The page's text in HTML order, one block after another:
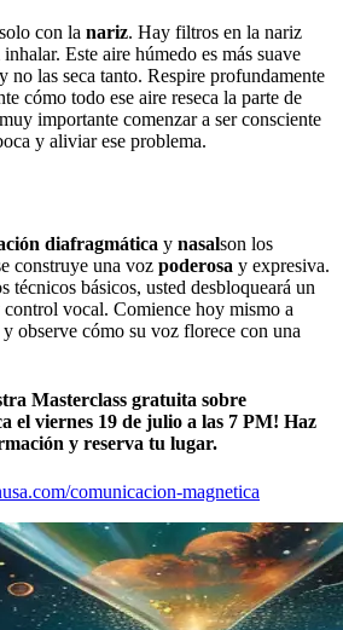
con la nariz. Hay filtros en la nariz
Este aire húmedo es más suave
no las seca tanto. Respire profundamente
cómo todo ese aire reseca la parte de
importante comenzar a ser consciente
y aliviar ese problema.
diafragmática y nasalson los
construye una voz poderosa y expresiva.
técnicos básicos, usted desbloqueará un
vocal. Comience hoy mismo a
y observe cómo su voz florece con una
Masterclass gratuita sobre
el viernes 19 de julio a las 7 PM! Haz
y reserva tu lugar.
comunicacion-magnetica